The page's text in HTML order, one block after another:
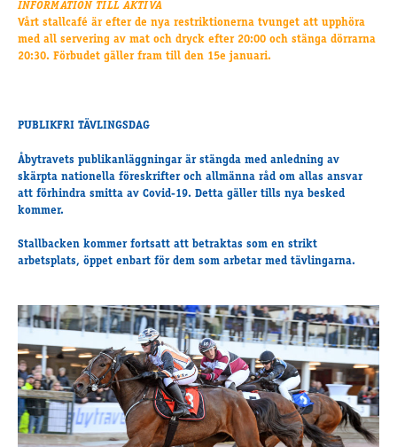
Travkonferens
Aktiviteter
Hört och hänt
Tävlingsserier
Träning och provlopp
Aktiva
Månadens B-tränare 2026
Åby Stora Pris 2026
Supertorsdag för företag
Supertorsdag
Ponnytravtävlingar
INFORMATION TILL AKTIVA
Vårt stallcafé är efter de nya restriktionerna tvunget att upphöra
med all servering av mat och dryck efter 20:00 och stänga dörrarna
20:30. Förbudet gäller fram till den 15e januari.
PUBLIKFRI TÄVLINGSDAG
Åbytravets publikanläggningar är stängda med anledning av
skärpta nationella föreskrifter och allmänna råd om allas ansvar
att förhindra smitta av Covid-19. Detta gäller tills nya besked
kommer.
Stallbacken kommer fortsatt att betraktas som en strikt
arbetsplats, öppet enbart för dem som arbetar med tävlingarna.